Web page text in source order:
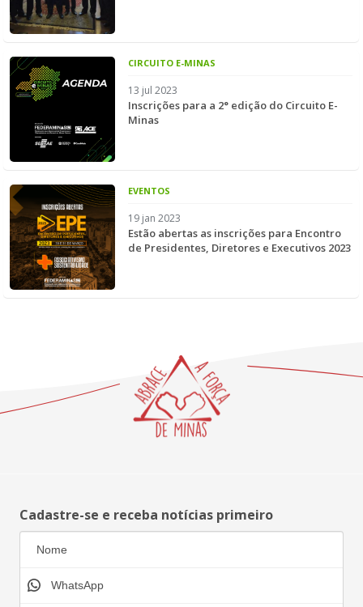
CIRCUITO E-MINAS
13 jul 2023
Inscrições para a 2° edição do Circuito E-
Minas
EVENTOS
19 jan 2023
Estão abertas as inscrições para Encontro
de Presidentes, Diretores e Executivos 2023
Cadastre-se e receba notícias primeiro